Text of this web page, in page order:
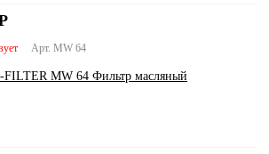
Арт. MW 64
MW 64 Фильтр масляный